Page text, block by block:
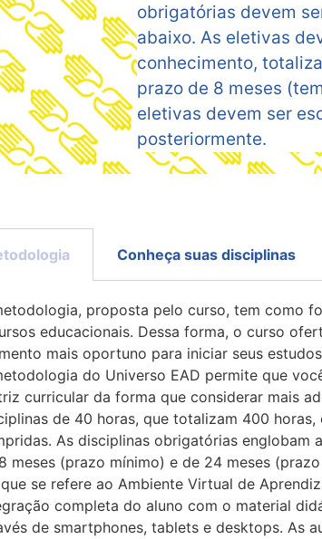
obrigatórias devem
abaixo. As eletivas
conhecimento,
prazo de 8 meses
eletivas devem ser
posteriormente.
Conheça suas disciplinas
proposta pelo curso, tem como
educacionais. Dessa forma, o curso
mais oportuno para iniciar seus
do Universo EAD permite que
curricular da forma que considerar mais
de 40 horas, que totalizam 400
As disciplinas obrigatórias englobam
meses (prazo mínimo) e de 24 meses
se refere ao Ambiente Virtual de
completa do aluno com o material
de smartphones, tablets e desktops. As